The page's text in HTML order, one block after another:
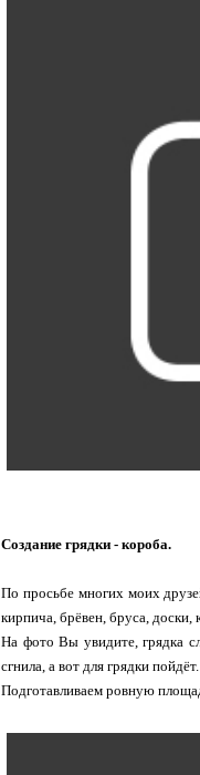
Создание грядки - короба.
По просьбе многих моих
кирпича, брёвен, бруса, доски,
На фото Вы увидите, грядка
сгнила, а вот для грядки пойдёт.
Подготавливаем ровную